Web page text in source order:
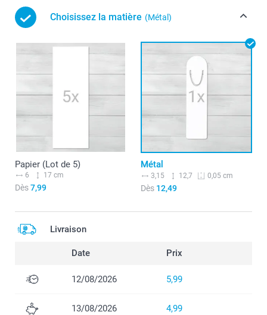
Choisissez la matière (Métal)
Papier (Lot de 5)
6 17 cm
Dès7,99
Métal
3,15 12,7 0,05 cm
Dès12,49
Livraison
Date Prix
12/08/2026 5,99
13/08/2026 4,99